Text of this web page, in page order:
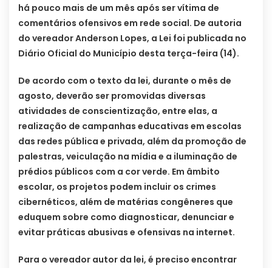
há pouco mais de um mês após ser vítima de
comentários ofensivos em rede social. De autoria
do vereador Anderson Lopes, a Lei foi publicada no
Diário Oficial do Município desta terça-feira (14).
De acordo com o texto da lei, durante o mês de
agosto, deverão ser promovidas diversas
atividades de conscientização, entre elas, a
realização de campanhas educativas em escolas
das redes pública e privada, além da promoção de
palestras, veiculação na mídia e a iluminação de
prédios públicos com a cor verde. Em âmbito
escolar, os projetos podem incluir os crimes
cibernéticos, além de matérias congêneres que
eduquem sobre como diagnosticar, denunciar e
evitar práticas abusivas e ofensivas na internet.
Para o vereador autor da lei, é preciso encontrar